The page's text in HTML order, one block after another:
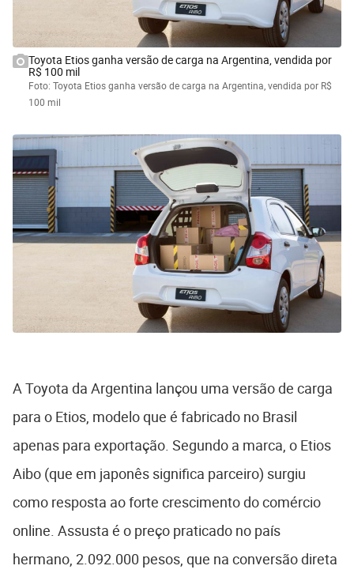
Toyota Etios ganha versão de carga na Argentina, vendida por
R$ 100 mil
Foto: Toyota Etios ganha versão de carga na Argentina, vendida por R$
100 mil
A Toyota da Argentina lançou uma versão de carga
para o Etios, modelo que é fabricado no Brasil
apenas para exportação. Segundo a marca, o Etios
Aibo (que em japonês significa parceiro) surgiu
como resposta ao forte crescimento do comércio
online. Assusta é o preço praticado no país
hermano, 2.092.000 pesos, que na conversão direta